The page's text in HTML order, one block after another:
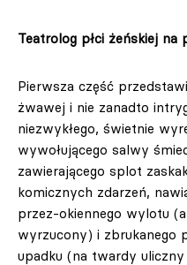
Teatrolog płci żeńskiej
Pierwsza część
żwawej i nie zanadto
niezwykłego, świetnie
wywołującego salwy
zawierającego splot
komicznych zdarzeń,
przez-okiennego wylotu
wyrzucony) i zbrukanego
upadku (na twardy uliczny